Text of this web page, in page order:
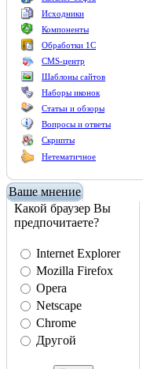
Исходники
Компоненты
Обработки 1С
CMS-центр
Шаблоны сайтов
Наборы иконок
Статьи и обзоры
Вопросы и ответы
Скрипты
Нетематичное
Ваше мнение
Какой браузер Вы
предпочитаете?
Internet Explorer
Mozilla Firefox
Opera
Netscape
Chrome
Другой